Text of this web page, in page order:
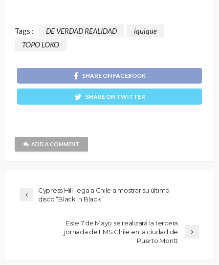
Tags : DE VERDAD REALIDAD
iquique
TOPO LOKO
SHARE ON FACEBOOK
SHARE ON TWITTER
ADD A COMMENT
Cypress Hill llega a Chile a mostrar su último
disco “Black in Black”
Este 7 de Mayo se realizará la tercera
jornada de FMS Chile en la ciudad de
Puerto Montt